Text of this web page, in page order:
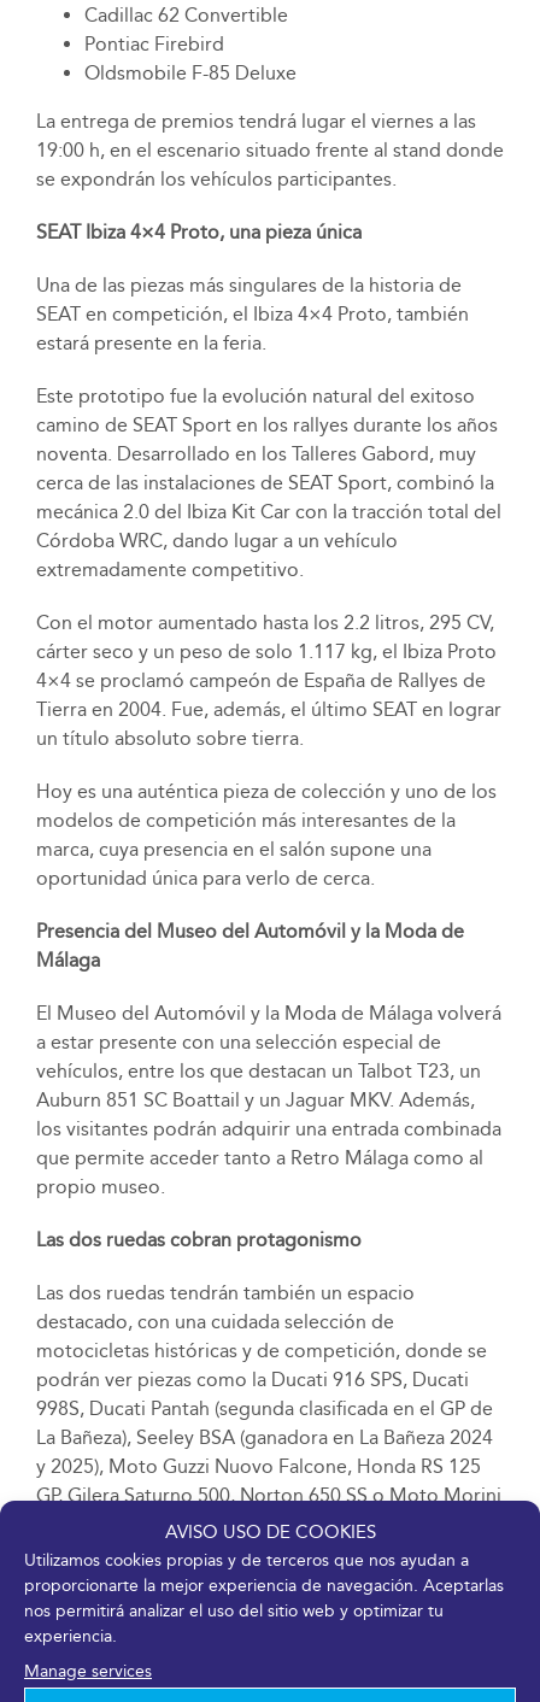
AVISO USO DE COOKIES
Utilizamos cookies propias y de terceros que nos ayudan a
proporcionarte la mejor experiencia de navegación. Aceptarlas
nos permitirá analizar el uso del sitio web y optimizar tu
experiencia.
Manage services
Cadillac 62 Convertible
Pontiac Firebird
Oldsmobile F-85 Deluxe
La entrega de premios tendrá lugar el viernes a las
19:00 h, en el escenario situado frente al stand donde
se expondrán los vehículos participantes.
SEAT Ibiza 4×4 Proto, una pieza única
Una de las piezas más singulares de la historia de
SEAT en competición, el Ibiza 4×4 Proto, también
estará presente en la feria.
Este prototipo fue la evolución natural del exitoso
camino de SEAT Sport en los rallyes durante los años
noventa. Desarrollado en los Talleres Gabord, muy
cerca de las instalaciones de SEAT Sport, combinó la
mecánica 2.0 del Ibiza Kit Car con la tracción total del
Córdoba WRC, dando lugar a un vehículo
extremadamente competitivo.
Con el motor aumentado hasta los 2.2 litros, 295 CV,
cárter seco y un peso de solo 1.117 kg, el Ibiza Proto
4×4 se proclamó campeón de España de Rallyes de
Tierra en 2004. Fue, además, el último SEAT en lograr
un título absoluto sobre tierra.
Hoy es una auténtica pieza de colección y uno de los
modelos de competición más interesantes de la
marca, cuya presencia en el salón supone una
oportunidad única para verlo de cerca.
Presencia del Museo del Automóvil y la Moda de
Málaga
El Museo del Automóvil y la Moda de Málaga volverá
a estar presente con una selección especial de
vehículos, entre los que destacan un Talbot T23, un
Auburn 851 SC Boattail y un Jaguar MKV. Además,
los visitantes podrán adquirir una entrada combinada
que permite acceder tanto a Retro Málaga como al
propio museo.
Las dos ruedas cobran protagonismo
Las dos ruedas tendrán también un espacio
destacado, con una cuidada selección de
motocicletas históricas y de competición, donde se
podrán ver piezas como la Ducati 916 SPS, Ducati
998S, Ducati Pantah (segunda clasificada en el GP de
La Bañeza), Seeley BSA (ganadora en La Bañeza 2024
y 2025), Moto Guzzi Nuovo Falcone, Honda RS 125
GP, Gilera Saturno 500, Norton 650 SS o Moto Morini
La Ruta del Cabrio
Entre las novedades de esta edición destaca la
presencia de La Ruta del Cabrio, una exposición que
ya pudo verse en el Museo del Automóvil y la Moda